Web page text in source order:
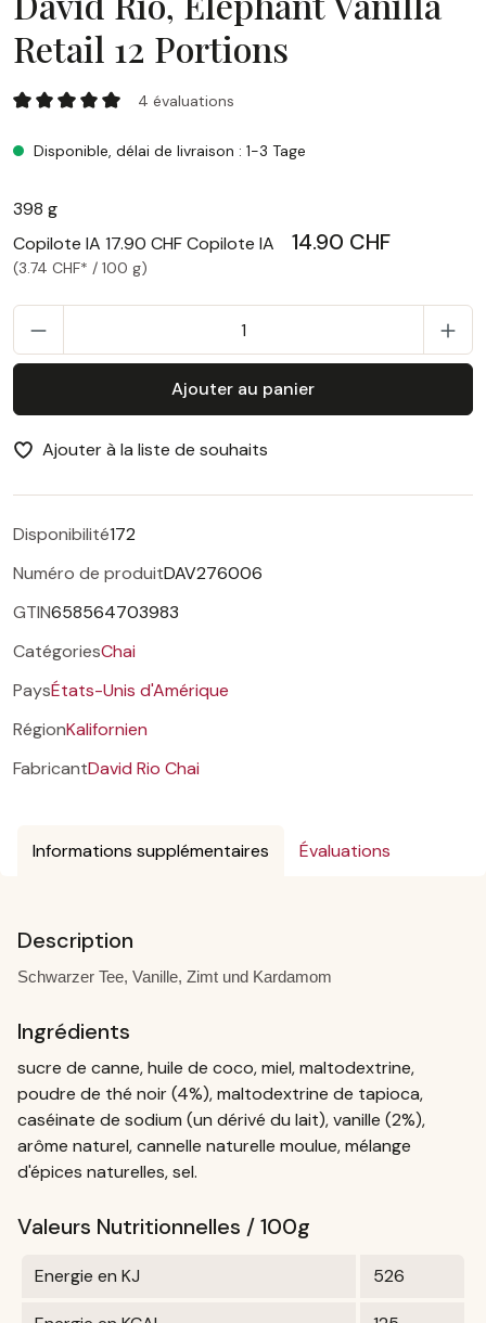
Retail 12 Portions
David Rio, Elephant Vanilla Retail 12 Portions
4 évaluations
Disponible, délai de livraison : 1-3 Tage
398 g
Copilote IA 17.90 CHFCopilote IA 14.90 CHF
(3.74 CHF* / 100 g)
Ajouter au panier
Ajouter à la liste de souhaits
Disponibilité172
Numéro de produitDAV276006
GTIN658564703983
CatégoriesChai
PaysÉtats-Unis d'Amérique
RégionKalifornien
FabricantDavid Rio Chai
Informations supplémentaires Évaluations
Description
Schwarzer Tee, Vanille, Zimt und Kardamom
Ingrédients
sucre de canne, huile de coco, miel, maltodextrine,
poudre de thé noir (4%), maltodextrine de tapioca,
caséinate de sodium (un dérivé du lait), vanille (2%),
arôme naturel, cannelle naturelle moulue, mélange
d'épices naturelles, sel.
Valeurs Nutritionnelles / 100g
Energie en KJ 526